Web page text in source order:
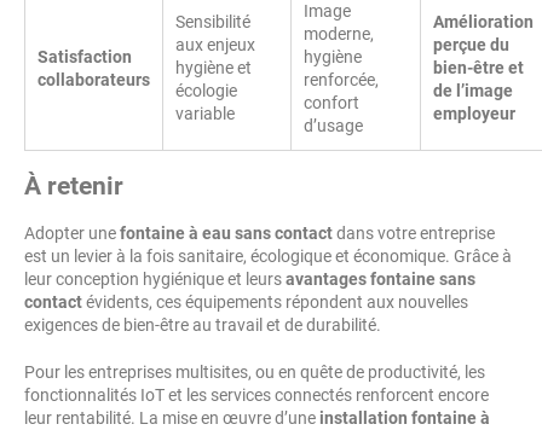
Satisfaction
collaborateurs
Sensibilité
aux enjeux
hygiène et
écologie
variable
Image
moderne,
hygiène
renforcée,
confort
d’usage
Amélioration
perçue du
bien-être et
de l’image
employeur
À retenir
Adopter unefontaine à eau sans contactdans votre entreprise
est un levier à la fois sanitaire, écologique et économique. Grâce à
leur conception hygiénique et leursavantages fontaine sans
contactévidents, ces équipements répondent aux nouvelles
exigences de bien-être au travail et de durabilité.
Pour les entreprises multisites, ou en quête de productivité, les
fonctionnalités IoT et les services connectés renforcent encore
leur rentabilité. La mise en œuvre d’une installation fontaine à